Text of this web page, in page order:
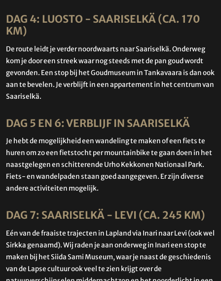
DAG 4: LUOSTO - SAARISELKÄ (CA. 170
KM)
De route leidt je verder noordwaarts naar Saariselkä. Onderweg
kom je door een streek waar nog steeds met de pan goud wordt
gevonden. Een stop bij het Goudmuseum in Tankavaara is dan ook
aan te bevelen. Je verblijft in een appartement in het centrum van
Saariselkä.
DAG 5 EN 6: VERBLIJF IN SAARISELKÄ
Je hebt de mogelijkheid een wandeling te maken of een fiets te
huren om zo een fietstocht per mountainbike te gaan doen in het
naastgelegen en schitterende Urho Kekkonen Nationaal Park.
Fiets- en wandelpaden staan goed aangegeven. Er zijn diverse
andere activiteiten mogelijk.
DAG 7: SAARISELKÄ - LEVI (CA. 245 KM)
Eén van de fraaiste trajecten in Lapland via Inari naar Levi (ook wel
Sirkka genaamd). Wij raden je aan onderweg in Inari een stop te
maken bij het Siida Sami Museum, waar je naast de geschiedenis
van de Lapse cultuur ook veel te zien krijgt over de